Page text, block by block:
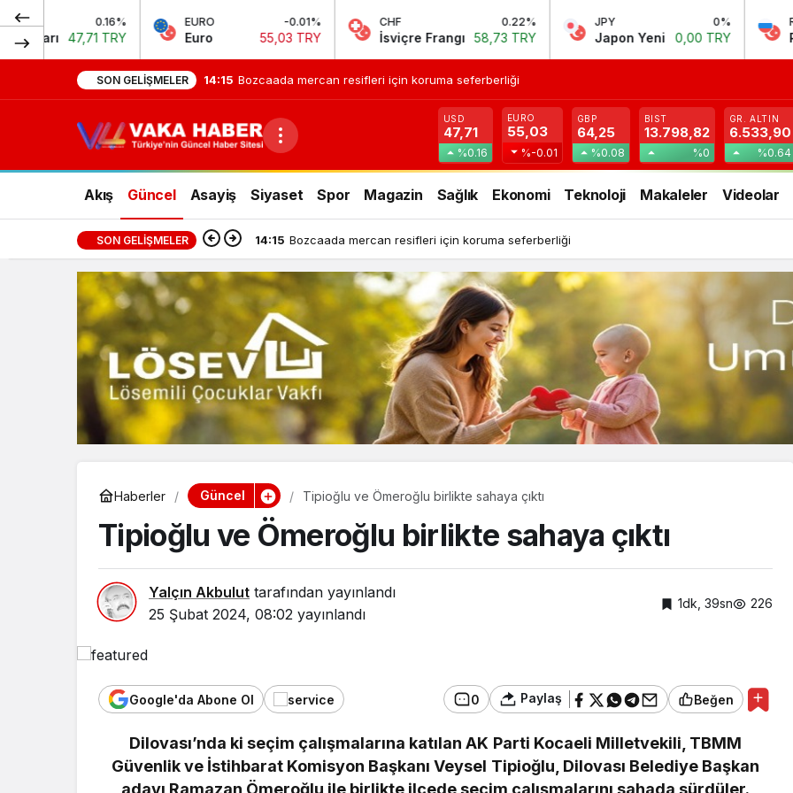
0.16%
TRY
EURO -0.01%
Euro 55,03 TRY
CHF
İsviçre Frangı 58,73 TRY
JPY
Japon Yeni 0,00 TRY
RUB
Rus Rublesi
SON GELIŞMELER 14:15 Bozcaada mercan resifleri için koruma seferberliği
USD
47,71
%0.16
EURO
55,03
%-0.01
GBP
64,25
%0.08
BIST
13.798,82
%0
GR. ALTIN
6.533,90
%0.64
Akış Güncel Asayiş Siyaset Spor Magazin Sağlık Ekonomi Teknoloji Makaleler Videolar
SON GELIŞMELER 14:15 Bozcaada mercan resifleri için koruma seferberliği
Haberler Güncel Tipioğlu ve Ömeroğlu birlikte sahaya çıktı
Tipioğlu ve Ömeroğlu birlikte sahaya çıktı
Yalçın Akbulut tarafından yayınlandı
25 Şubat 2024, 08:02 yayınlandı
1dk, 39sn 226
Google'da Abone Ol 0 Paylaş Beğen
Dilovası’nda ki seçim çalışmalarına katılan AK Parti Kocaeli Milletvekili, TBMM
Güvenlik ve İstihbarat Komisyon Başkanı Veysel Tipioğlu, Dilovası Belediye Başkan
adayı Ramazan Ömeroğlu ile birlikte ilçede seçim çalışmalarını sahada sürdüler.
Yaşam
Bozcaada mercan